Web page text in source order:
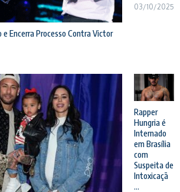
e Encerra Processo Contra Victor
03/10/2025
Rapper
Hungria é
Internado
em Brasília
com
Suspeita de
Intoxicaçã
...